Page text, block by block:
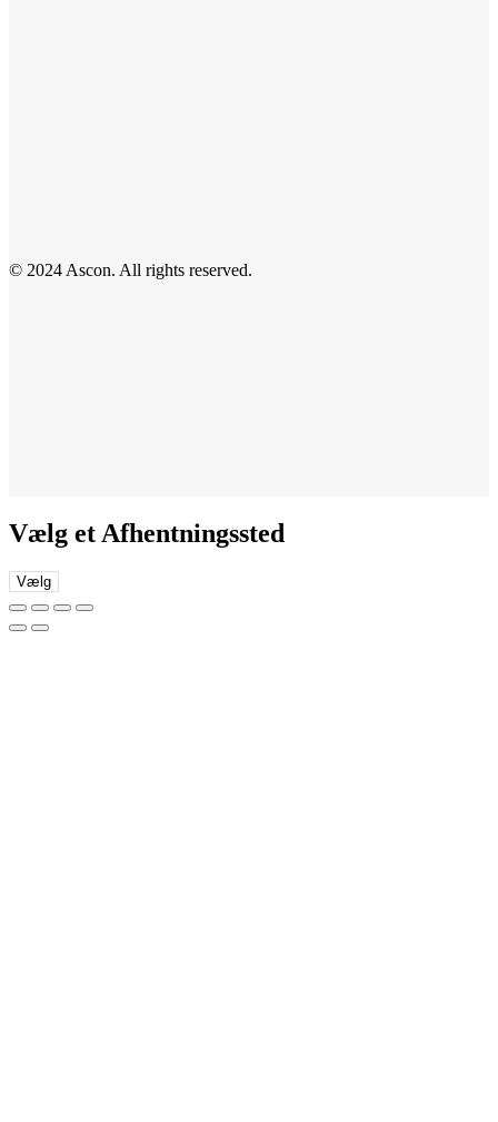
© 2024 Ascon. All rights reserved.
Vælg et Afhentningssted
Vælg